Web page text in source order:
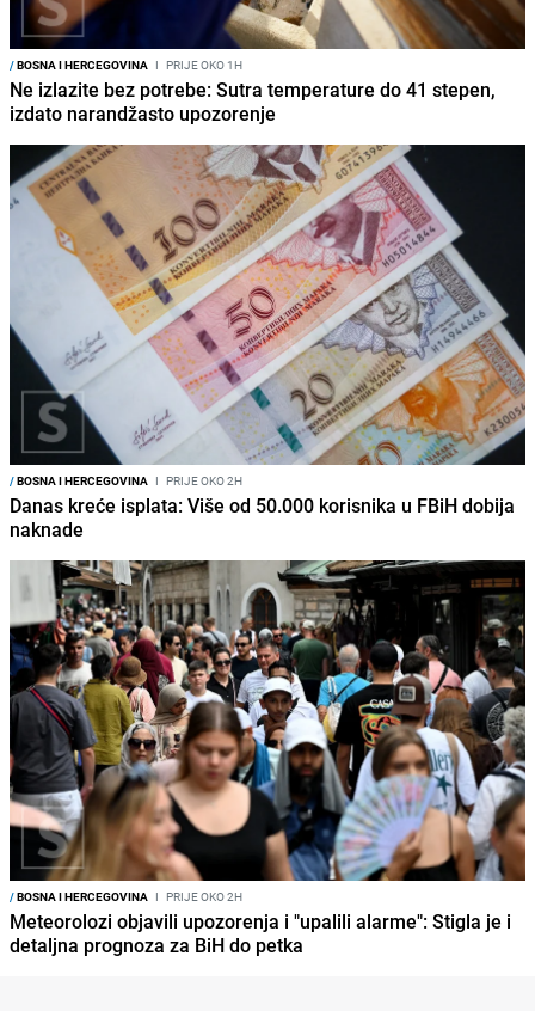
/BOSNA I HERCEGOVINA I PRIJE OKO 1H
Ne izlazite bez potrebe: Sutra temperature do 41 stepen,
izdato narandžasto upozorenje
/BOSNA I HERCEGOVINA I PRIJE OKO 2H
Danas kreće isplata: Više od 50.000 korisnika u FBiH dobija
naknade
/BOSNA I HERCEGOVINA I PRIJE OKO 2H
Meteorolozi objavili upozorenja i "upalili alarme": Stigla je i
detaljna prognoza za BiH do petka